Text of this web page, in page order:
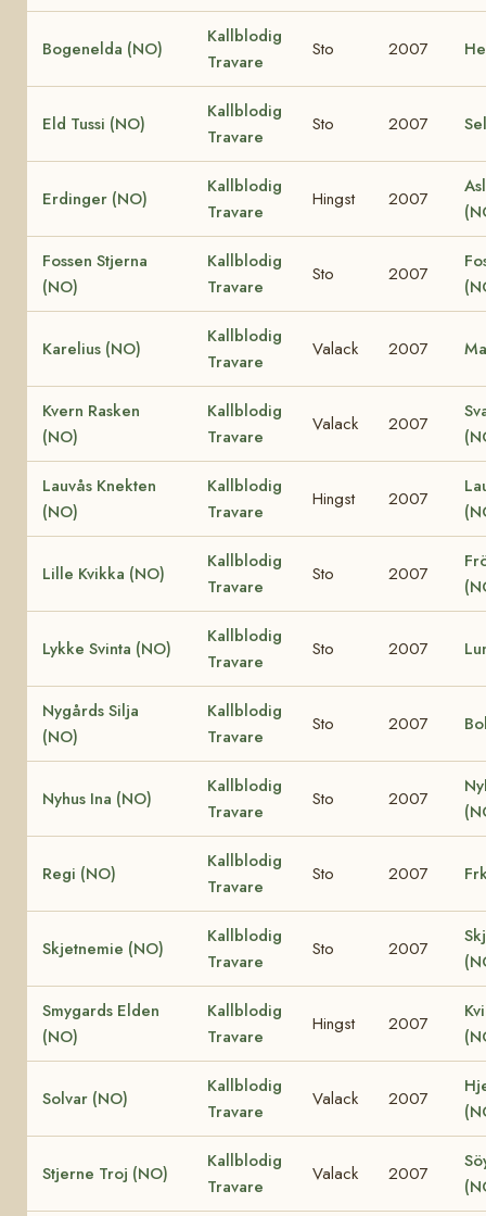
Bogenelda (NO)
Kallblodig
Travare
Sto 2007
Eld Tussi (NO)
Kallblodig
Travare
Sto 2007
Erdinger (NO)
Kallblodig
Travare
Hingst 2007
Fossen Stjerna
(NO)
Kallblodig
Travare
Sto 2007
Karelius (NO)
Kallblodig
Travare
Valack 2007
Kvern Rasken
(NO)
Kallblodig
Travare
Valack 2007
Lauvås Knekten
(NO)
Kallblodig
Travare
Hingst 2007
Lille Kvikka (NO)
Kallblodig
Travare
Sto 2007
Lykke Svinta (NO)
Kallblodig
Travare
Sto 2007
Nygårds Silja
(NO)
Kallblodig
Travare
Sto 2007
Nyhus Ina (NO)
Kallblodig
Travare
Sto 2007
Regi (NO)
Kallblodig
Travare
Sto 2007
Skjetnemie (NO)
Kallblodig
Travare
Sto 2007
Smygards Elden
(NO)
Kallblodig
Travare
Hingst 2007
Solvar (NO)
Kallblodig
Travare
Valack 2007
Stjerne Troj (NO)
Kallblodig
Travare
Valack 2007